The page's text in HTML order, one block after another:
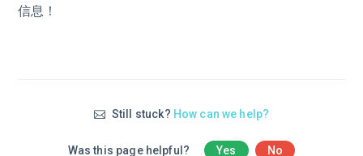
信息！
Still stuck? How can we help?
Was this page helpful? Yes No